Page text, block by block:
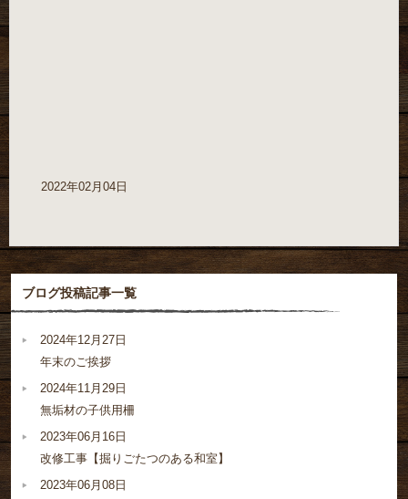
2022年02月04日
ブログ投稿記事一覧
2024年12月27日
年末のご挨拶
2024年11月29日
無垢材の子供用柵
2023年06月16日
改修工事【掘りごたつのある和室】
2023年06月08日